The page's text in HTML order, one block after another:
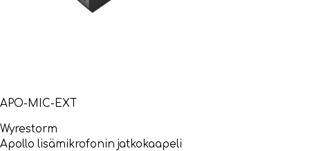
APO-MIC-EXT
Wyrestorm
Apollo lisämikrofonin jatkokaapeli